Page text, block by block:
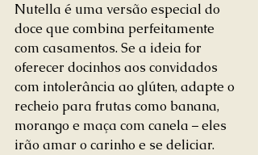
Nutella é uma versão especial do
doce que combina perfeitamente
com casamentos. Se a ideia for
oferecer docinhos aos convidados
com intolerância ao glúten, adapte o
recheio para frutas como banana,
morango e maça com canela – eles
irão amar o carinho e se deliciar.